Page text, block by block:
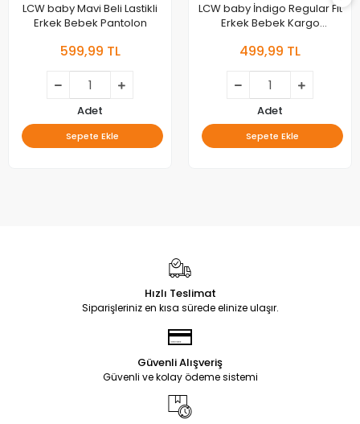
LCW baby Mavi Beli Lastikli
Erkek Bebek Pantolon
599,99 TL
Adet
Sepete Ekle
LCW baby İndigo Regular Fit
Erkek Bebek Kargo
499,99 TL
Adet
Sepete Ekle
Hızlı Teslimat
Siparişleriniz en kısa sürede elinize ulaşır.
Güvenli Alışveriş
Güvenli ve kolay ödeme sistemi